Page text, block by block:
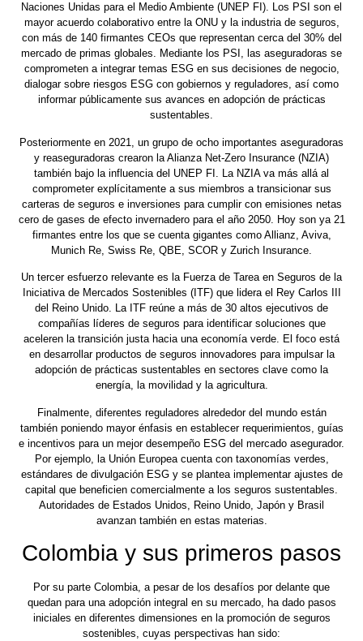
Naciones Unidas para el Medio Ambiente (UNEP FI). Los PSI son el
mayor acuerdo colaborativo entre la ONU y la industria de seguros,
con más de 140 firmantes CEOs que representan cerca del 30% del
mercado de primas globales. Mediante los PSI, las aseguradoras se
comprometen a integrar temas ESG en sus decisiones de negocio,
dialogar sobre riesgos ESG con gobiernos y reguladores, así como
informar públicamente sus avances en adopción de prácticas
sustentables.
Posteriormente en 2021, un grupo de ocho importantes aseguradoras
y reaseguradoras crearon la Alianza Net-Zero Insurance (NZIA)
también bajo la influencia del UNEP FI. La NZIA va más allá al
comprometer explícitamente a sus miembros a transicionar sus
carteras de seguros e inversiones para cumplir con emisiones netas
cero de gases de efecto invernadero para el año 2050. Hoy son ya 21
firmantes entre los que se cuenta gigantes como Allianz, Aviva,
Munich Re, Swiss Re, QBE, SCOR y Zurich Insurance.
Un tercer esfuerzo relevante es la Fuerza de Tarea en Seguros de la
Iniciativa de Mercados Sostenibles (ITF) que lidera el Rey Carlos III
del Reino Unido. La ITF reúne a más de 30 altos ejecutivos de
compañías líderes de seguros para identificar soluciones que
aceleren la transición justa hacia una economía verde. El foco está
en desarrollar productos de seguros innovadores para impulsar la
adopción de prácticas sustentables en sectores clave como la
energía, la movilidad y la agricultura.
Finalmente, diferentes reguladores alrededor del mundo están
también poniendo mayor énfasis en establecer requerimientos, guías
e incentivos para un mejor desempeño ESG del mercado asegurador.
Por ejemplo, la Unión Europea cuenta con taxonomías verdes,
estándares de divulgación ESG y se plantea implementar ajustes de
capital que beneficien comercialmente a los seguros sustentables.
Autoridades de Estados Unidos, Reino Unido, Japón y Brasil
avanzan también en estas materias.
Colombia y sus primeros pasos
Por su parte Colombia, a pesar de los desafíos por delante que
quedan para una adopción integral en su mercado, ha dado pasos
iniciales en diferentes dimensiones en la promoción de seguros
sostenibles, cuyas perspectivas han sido: